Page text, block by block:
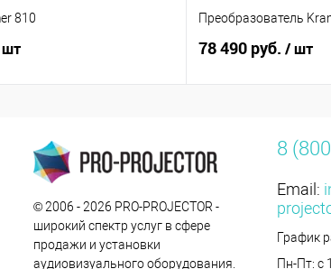
810 Преобразователь
78 490 руб. / шт
© 2006 - 2026 PRO-PROJECTOR -
широкий спектр услуг в сфере
продажи и установки
аудиовизуального оборудования.
8
Email:
График
Пн-Пт: с